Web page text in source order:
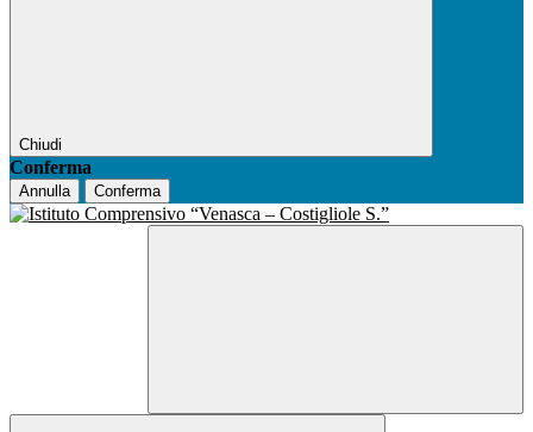
Chiudi
Conferma
Annulla Conferma